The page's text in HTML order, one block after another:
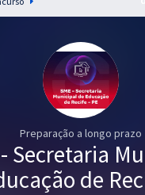
do Brasil
Preparação a longo prazo
Secretaria
de